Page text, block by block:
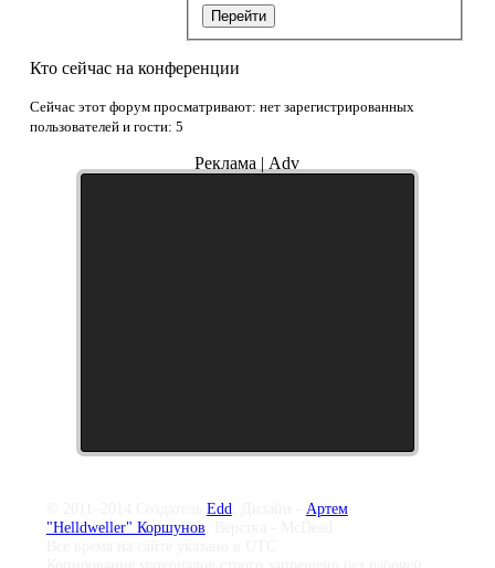
Перейти
Кто сейчас на конференции
Сейчас этот форум просматривают: нет зарегистрированных
пользователей и гости: 5
Реклама | Adv
Edd
Артем
"Helldweller" Коршунов